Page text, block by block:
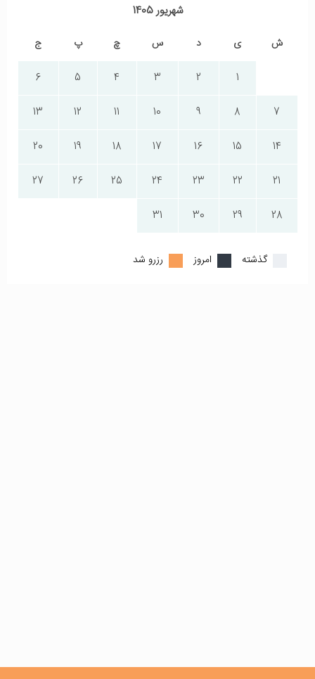
شهریور 1405
ش ی د س چ پ ج
1
2
3
4
5
6
7
8
9
10
11
12
13
14
15
16
17
18
19
20
21
22
23
24
25
26
27
28
29
30
31
گذشته امروز رزرو شد